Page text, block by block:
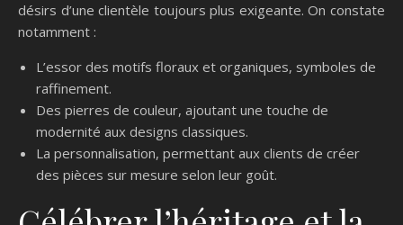
désirs d’une clientèle toujours plus exigeante. On constate
notamment :
L’essor des motifs floraux et organiques, symboles de
raffinement.
Des pierres de couleur, ajoutant une touche de
modernité aux designs classiques.
La personnalisation, permettant aux clients de créer
des pièces sur mesure selon leur goût.